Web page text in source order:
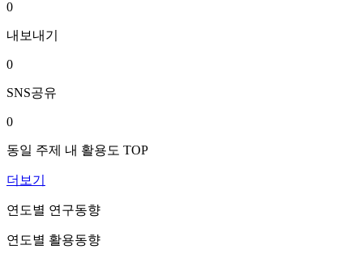
0
내보내기
0
SNS공유
0
동일 주제 내 활용도 TOP
더보기
연도별 연구동향
연도별 활용동향